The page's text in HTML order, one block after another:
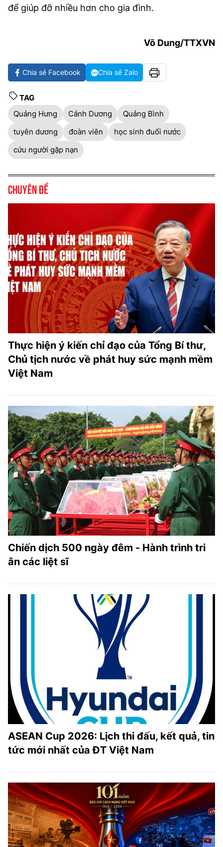
để giúp đỡ nhiều hơn cho gia đình.
Võ Dung/TTXVN
Chia sẻ Facebook Chia sẻ Zalo
TAG
Quảng Hưng
Cảnh Dương
Quảng Bình
tuyên dương
đoàn viên
học sinh đuối nước
cứu người gặp nạn
Chuyên đề
Thực hiện ý kiến chỉ đạo của Tổng Bí thư,
Chủ tịch nước về phát huy sức mạnh mềm
Việt Nam
Chiến dịch 500 ngày đêm - Hành trình tri
ân các liệt sĩ
ASEAN Cup 2026: Lịch thi đấu, kết quả, tin
tức mới nhất của ĐT Việt Nam